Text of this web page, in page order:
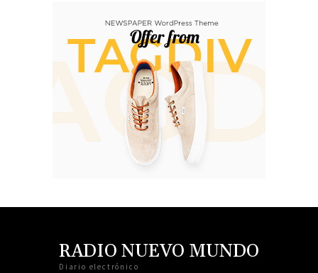
RADIO NUEVO MUNDO
Diario electrónico